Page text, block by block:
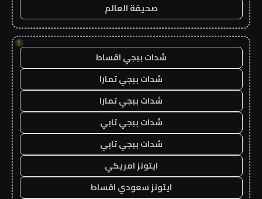
صحيفة العالم
!
شدات ببجي اقساط
شدات ببجي تمارا
شدات ببجي تمارا
شدات ببجي تابي
شدات ببجي تابي
ايتونز امريكي
ايتونز سعودي اقساط